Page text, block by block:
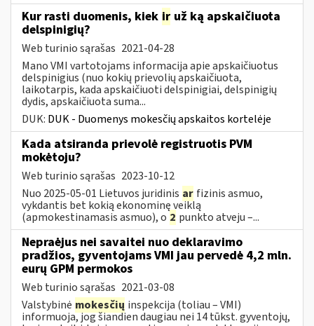
Kur rasti duomenis, kiek ir už ką apskaičiuota
delspinigių?
Web turinio sąrašas 2021-04-28
Mano VMI vartotojams informacija apie apskaičiuotus
delspinigius (nuo kokių prievolių apskaičiuota,
laikotarpis, kada apskaičiuoti delspinigiai, delspinigių
dydis, apskaičiuota suma...
DUK: DUK - Duomenys mokesčių apskaitos kortelėje
Kada atsiranda prievolė registruotis PVM
mokėtoju?
Web turinio sąrašas 2023-10-12
Nuo 2025-05-01 Lietuvos juridinis ar fizinis asmuo,
vykdantis bet kokią ekonominę veiklą
(apmokestinamasis asmuo), o 2 punkto atveju –...
Nepraėjus nei savaitei nuo deklaravimo
pradžios, gyventojams VMI jau pervedė 4,2 mln.
eurų GPM permokos
Web turinio sąrašas 2021-03-08
Valstybinė mokesčių inspekcija (toliau – VMI)
informuoja, jog šiandien daugiau nei 14 tūkst. gyventojų,